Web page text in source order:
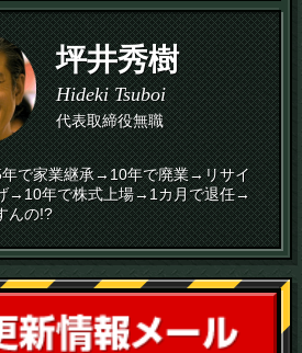
坪井秀樹
Hideki Tsuboi
代表取締役無職
で家業継承→10年で廃業→リサイ
→10年で株式上場→1カ月で退任→
んの!?